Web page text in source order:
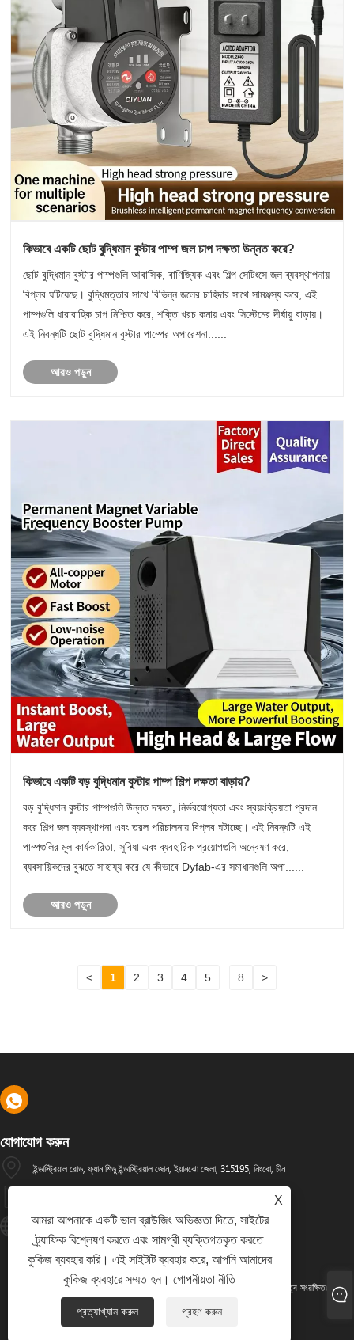
কিভাবে একটি ছোট বুদ্ধিমান বুস্টার পাম্প জল চাপ দক্ষতা উন্নত করে?
ছোট বুদ্ধিমান বুস্টার পাম্পগুলি আবাসিক, বাণিজ্যিক এবং শিল্প সেটিংসে জল ব্যবস্থাপনায়
বিপ্লব ঘটিয়েছে। বুদ্ধিমত্তার সাথে বিভিন্ন জলের চাহিদার সাথে সামঞ্জস্য করে, এই
পাম্পগুলি ধারাবাহিক চাপ নিশ্চিত করে, শক্তি খরচ কমায় এবং সিস্টেমের দীর্ঘায়ু বাড়ায়।
এই নিবন্ধটি ছোট বুদ্ধিমান বুস্টার পাম্পের অপারেশনা......
আরও পড়ুন
কিভাবে একটি বড় বুদ্ধিমান বুস্টার পাম্প শিল্প দক্ষতা বাড়ায়?
বড় বুদ্ধিমান বুস্টার পাম্পগুলি উন্নত দক্ষতা, নির্ভরযোগ্যতা এবং স্বয়ংক্রিয়তা প্রদান
করে শিল্প জল ব্যবস্থাপনা এবং তরল পরিচালনায় বিপ্লব ঘটাচ্ছে। এই নিবন্ধটি এই
পাম্পগুলির মূল কার্যকারিতা, সুবিধা এবং ব্যবহারিক প্রয়োগগুলি অন্বেষণ করে,
ব্যবসায়িকদের বুঝতে সাহায্য করে যে কীভাবে Dyfab-এর সমাধানগুলি অপা......
আরও পড়ুন
< 1 2 3 4 5 ... 8 >
যোগাযোগ করুন
ইন্ডাস্ট্রিয়াল রোড, ফ্যান শিডু ইন্ডাস্ট্রিয়াল জোন, ইয়ানঝো জেলা, 315195, নিংবো, চীন
Info@dyfab-Industry.com
কপিরাইট © 2024 Ningbo Dyfab Industry Co., Ltd. সর্বস্বত্ব সংরক্ষিত৷
Links Sitemap XML গোপনীয়তা নীতি
X
আমরা আপনাকে একটি ভাল ব্রাউজিং অভিজ্ঞতা দিতে, সাইটের
ট্র্যাফিক বিশ্লেষণ করতে এবং সামগ্রী ব্যক্তিগতকৃত করতে
কুকিজ ব্যবহার করি। এই সাইটটি ব্যবহার করে, আপনি আমাদের
কুকিজ ব্যবহারে সম্মত হন।গোপনীয়তা নীতি
প্রত্যাখ্যান করুন গ্রহণ করুন